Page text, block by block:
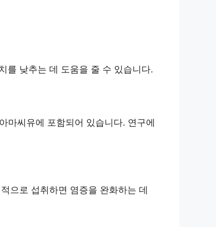
를 낮추는 데 도움을 줄 수 있습니다.
마씨유에 포함되어 있습니다. 연구에
으로 섭취하면 염증을 완화하는 데